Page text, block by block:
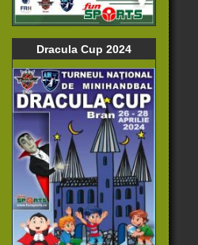
Dracula Cup 2024